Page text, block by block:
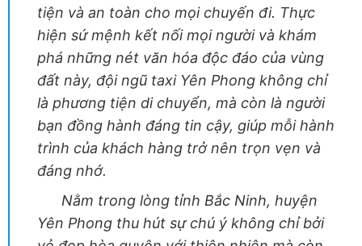
tiện và an toàn cho mọi chuyến đi. Thực
hiện sứ mệnh kết nối mọi người và khám
phá những nét văn hóa độc đáo của vùng
đất này, đội ngũ taxi Yên Phong không chỉ
là phương tiện di chuyển, mà còn là người
bạn đồng hành đáng tin cậy, giúp mỗi hành
trình của khách hàng trở nên trọn vẹn và
đáng nhớ.
Nằm trong lòng tỉnh Bắc Ninh, huyện
Yên Phong thu hút sự chú ý không chỉ bởi